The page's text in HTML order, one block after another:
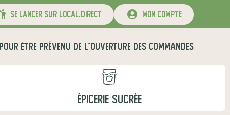
se lancer sur local.direct mon compte
POUR ÊTRE PRÉVENU DE L'OUVERTURE DES COMMANDES
ÉPICERIE SUCRÉE